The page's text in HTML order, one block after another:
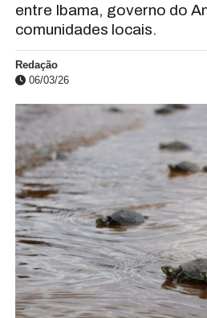
entre Ibama, governo do
comunidades locais.
Redação
06/03/26